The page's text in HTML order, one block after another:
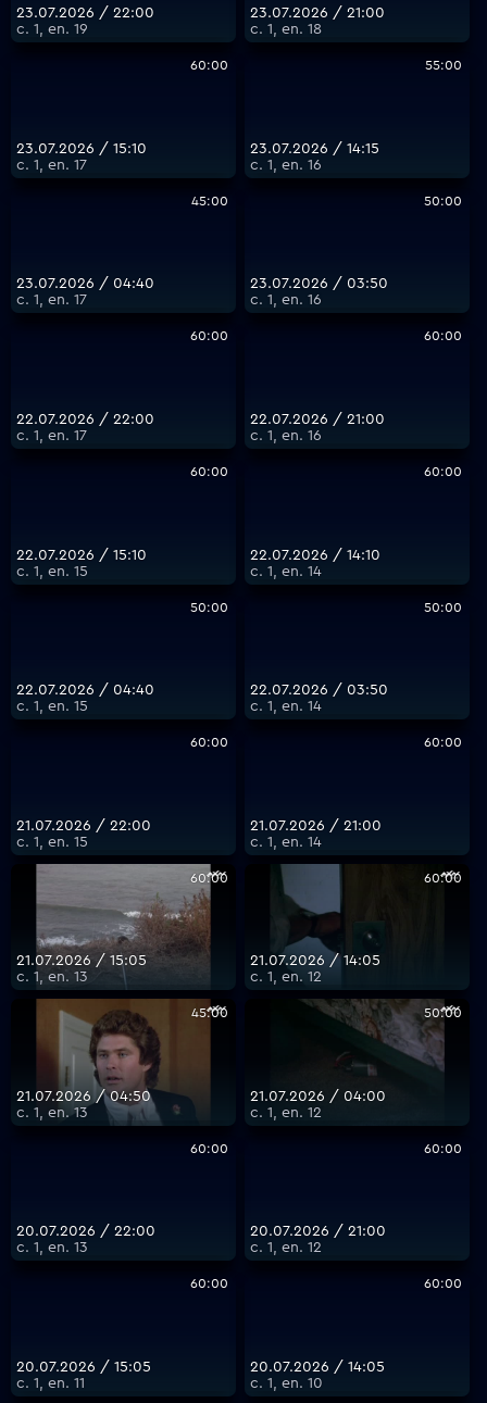
23.07.2026 / 22:00
с. 1, еп. 19
23.07.2026 / 21:00
с. 1, еп. 18
60:00
23.07.2026 / 15:10
с. 1, еп. 17
55:00
23.07.2026 / 14:15
с. 1, еп. 16
45:00
23.07.2026 / 04:40
с. 1, еп. 17
50:00
23.07.2026 / 03:50
с. 1, еп. 16
60:00
22.07.2026 / 22:00
с. 1, еп. 17
60:00
22.07.2026 / 21:00
с. 1, еп. 16
60:00
22.07.2026 / 15:10
с. 1, еп. 15
60:00
22.07.2026 / 14:10
с. 1, еп. 14
50:00
22.07.2026 / 04:40
с. 1, еп. 15
50:00
22.07.2026 / 03:50
с. 1, еп. 14
60:00
21.07.2026 / 22:00
с. 1, еп. 15
60:00
21.07.2026 / 21:00
с. 1, еп. 14
60:00
21.07.2026 / 15:05
с. 1, еп. 13
60:00
21.07.2026 / 14:05
с. 1, еп. 12
45:00
21.07.2026 / 04:50
с. 1, еп. 13
50:00
21.07.2026 / 04:00
с. 1, еп. 12
60:00
20.07.2026 / 22:00
с. 1, еп. 13
60:00
20.07.2026 / 21:00
с. 1, еп. 12
60:00
20.07.2026 / 15:05
с. 1, еп. 11
60:00
20.07.2026 / 14:05
с. 1, еп. 10